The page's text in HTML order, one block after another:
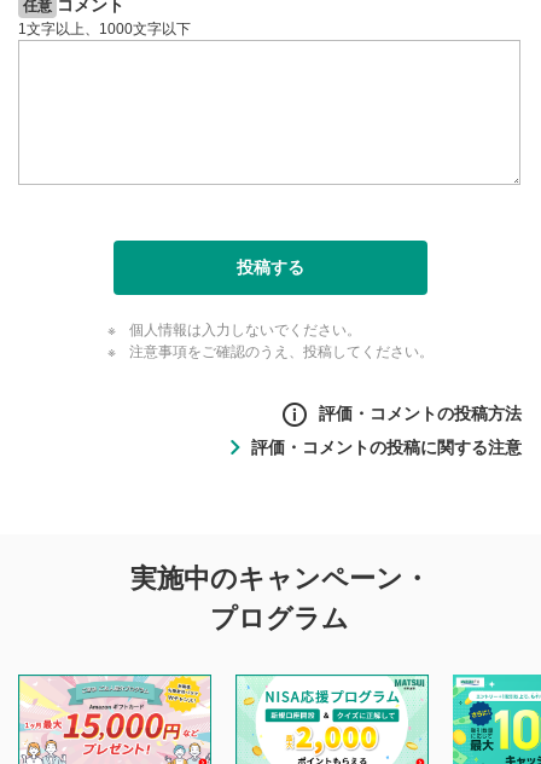
任意 コメント
1文字以上、1000文字以下
投稿する
個人情報は入力しないでください。
注意事項をご確認のうえ、投稿してください。
評価・コメントの投稿方法
評価・コメントの投稿に関する注意
投稿に関する注意
を目的として、各動画コンテンツに、評価およびコメントの
投稿ができます。利用者は以下の注意事項をご理解のうえ、
閲覧および投稿を行うものとしてください。
他の利用者が動画を視聴される際の参考になるコメントをお
実施中のキャンペーン・
プログラム